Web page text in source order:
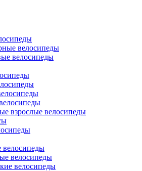
велосипеды
велосипеды
взрослые велосипеды
велосипеды
велосипеды